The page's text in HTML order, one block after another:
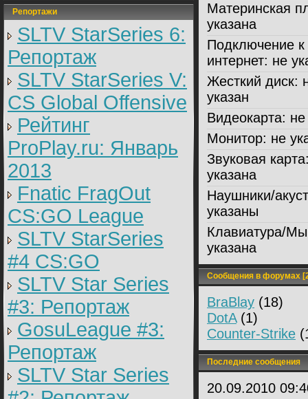
Репортажи
SLTV StarSeries 6:
Репортаж
SLTV StarSeries V:
CS Global Offensive
Рейтинг
ProPlay.ru: Январь
2013
Fnatic FragOut
CS:GO League
SLTV StarSeries
#4 CS:GO
SLTV Star Series
#3: Репортаж
GosuLeague #3:
Репортаж
SLTV Star Series
Материнская
указана
Подключение к
интернет: не
Жесткий диск:
указан
Видеокарта: не
Монитор: не
Звуковая
указана
Наушники/
указаны
Клавиатура/
указана
Сообщения в форумах
BraBlay (18)
DotA(1)
Counter-Strike
Последние сообщения
20.09.2010